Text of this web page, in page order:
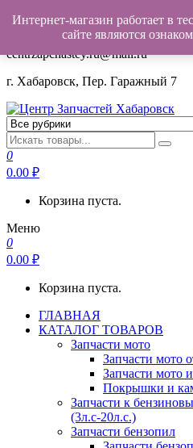
+7(962)503-00-25
centrzapchastey.ru@mail.ru
г. Хабаровск, Пер. Гаражный 7
Центр Запчастей Хабаровск
Запчасти для авто,
Хабаровск
0
0.00 ₽
Корзина пуста.
Меню
0
0.00 ₽
Корзина пуста.
ГЛАВНАЯ
КАТАЛОГ ТОВАРОВ
Запчасти мото
Запчасти мото
Запчасти мото
Покрышки и
Запчасти к
(3л.с-20л.с.)
Запчасти бензопил
Интернет-магазин работает в
сайте являются